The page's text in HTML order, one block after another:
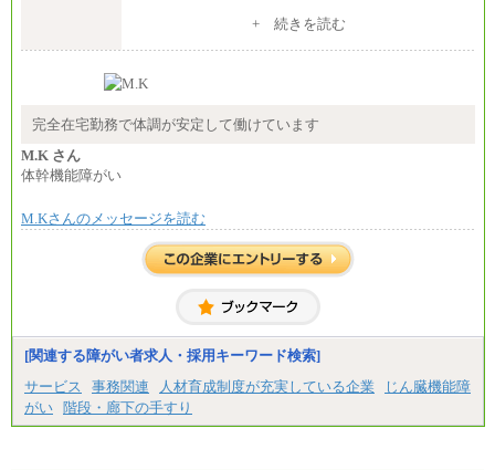
（３）月給191,000円以上（実働7.5時間）
（５）月給147,800円以上（実働6時間）
時給 1,226円（実働4.5時間）
間額換算額）
・退職金相当手当 37円
ざいません。
+ 続きを読む
完全在宅勤務で体調が安定して働けています
M.K さん
体幹機能障がい
M.Kさんのメッセージを読む
[関連する障がい者求人・採用キーワード検索]
サービス
事務関連 人材育成制度が充実している企業
じん臓機能障
がい 階段・廊下の手すり